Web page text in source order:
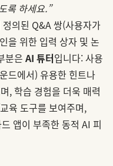
록 하세요.”
의된 Q&A 쌍(사용자가
을 위한 입력 상자 및 논
분은 AI 튜터입니다: 사용
드에서) 유용한 힌트나
, 학습 경험을 더욱 매력
육 도구를 보여주며,
앱이 부족한 동적 AI 피